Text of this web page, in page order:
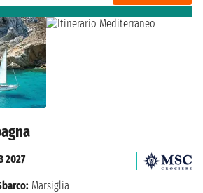
2027
Marsiglia